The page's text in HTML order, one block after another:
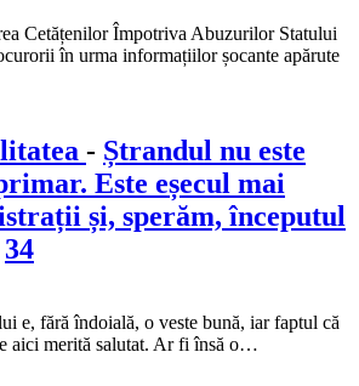
Cetățenilor Împotriva Abuzurilor Statului
în urma informațiilor șocante apărute
- Ștrandul nu este
Este eșecul mai
și, sperăm, începutul
34
e, fără îndoială, o veste bună, iar faptul că
aici merită salutat. Ar fi însă o…